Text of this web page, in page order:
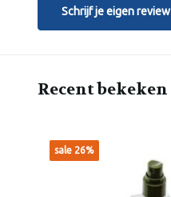
Schrijf je eigen review
Recent bekeken
sale 26%